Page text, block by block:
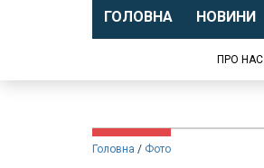
ГОЛОВНА НОВИНИ
ПРО НАС
Головна Фото